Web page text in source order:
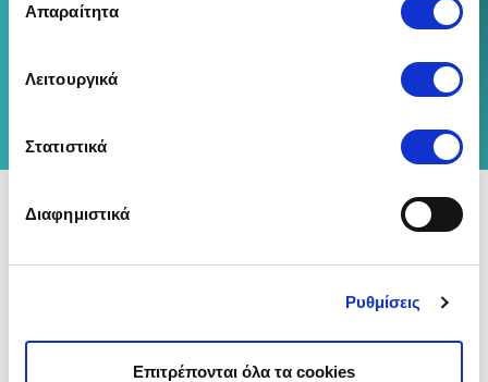
συγκατάθεσης
Απαραίτητα
Λειτουργικά
Στατιστικά
Διαφημιστικά
Ρυθμίσεις
Επιτρέπονται όλα τα cookies